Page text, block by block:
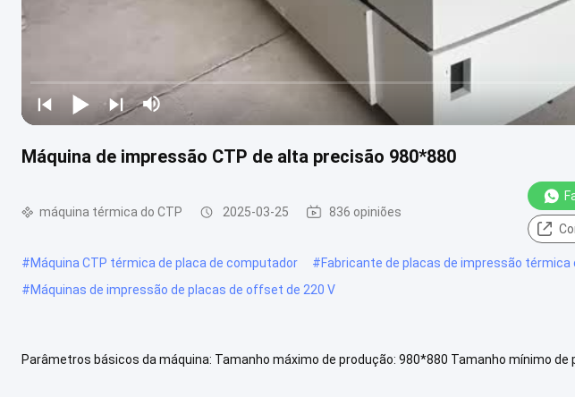
Máquina de impressão CTP de alta precisão 980*880
máquina térmica do CTP 2025-03-25 836 opiniões
#Máquina CTP térmica de placa de computador #Fabricante de placas de impressão
#Máquinas de impressão de placas de offset de 220 V
Parâmetros básicos da máquina: Tamanho máximo de produção: 980*880 Tamanho mínimo de